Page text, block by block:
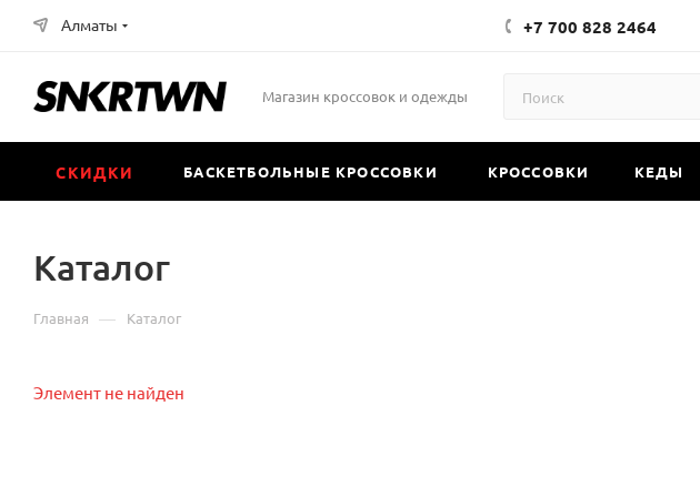
Алматы +7 700 828 2464
Магазин кроссовок и одежды
СКИДКИ БАСКЕТБОЛЬНЫЕ КРОССОВКИ КРОССОВКИ КЕДЫ
Каталог
Главная — Каталог
Элемент не найден